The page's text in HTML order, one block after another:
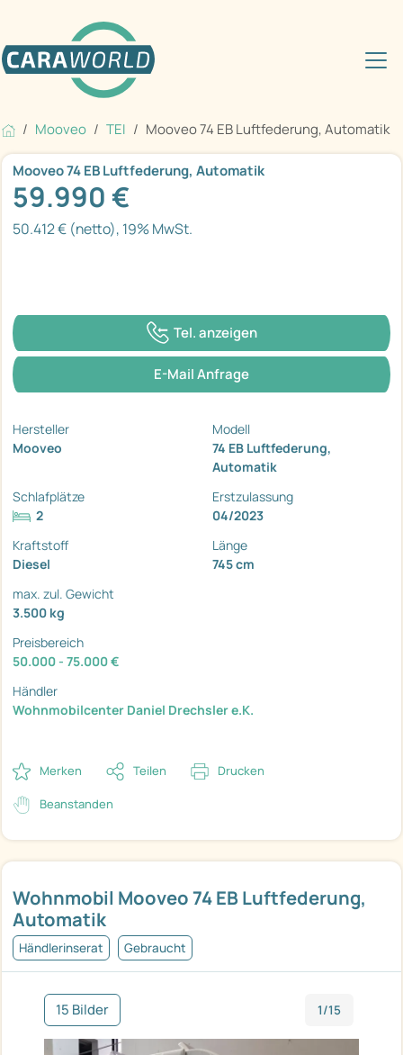
Mooveo TEI Mooveo 74 EB Luftfederung, Automatik
Wohnmobil Mooveo 74 EB Luftfederung,
Automatik
Händlerinserat Gebraucht
15 Bilder 1/15
Mooveo 74 EB Luftfederung, Automatik
59.990 €
50.412 € (netto), 19% MwSt.
Tel. anzeigen
E-Mail Anfrage
Hersteller
Mooveo
Modell
74 EB Luftfederung,
Automatik
Schlafplätze
2
Erstzulassung
04/2023
Kraftstoff
Diesel
Länge
745 cm
max. zul. Gewicht
3.500 kg
Preisbereich
50.000 - 75.000 €
Händler
Wohnmobilcenter Daniel Drechsler e.K.
Merken Teilen Drucken
Beanstanden